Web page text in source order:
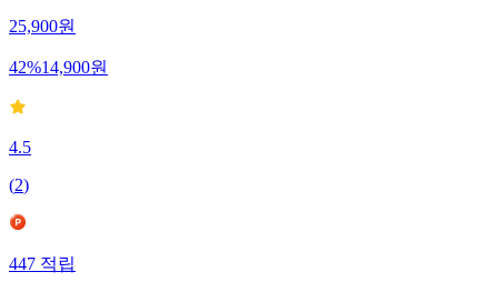
25,900원
42%14,900원
4.5
(2)
447적립